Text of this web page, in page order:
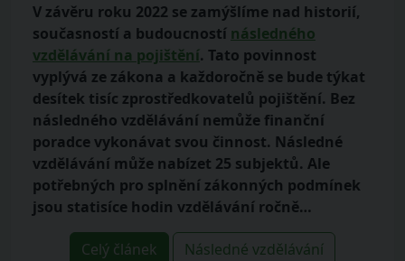
V závěru roku 2022 se zamýšlíme nad historií,
současností a budoucností následného
vzdělávání na pojištění. Tato povinnost
vyplývá ze zákona a každoročně se bude týkat
desítek tisíc zprostředkovatelů pojištění. Bez
následného vzdělávání nemůže finanční
poradce vykonávat svou činnost. Následné
vzdělávání může nabízet 25 subjektů. Ale
potřebných pro splnění zákonných podmínek
jsou statisíce hodin vzdělávání ročně…
Celý článek Následné vzdělávání